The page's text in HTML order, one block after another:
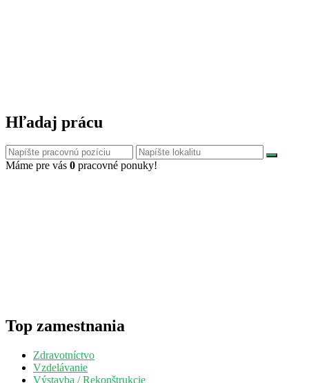
Hľadaj prácu
Máme pre vás 0 pracovné ponuky!
Top zamestnania
Zdravotníctvo
Vzdelávanie
Výstavba / Rekonštrukcie